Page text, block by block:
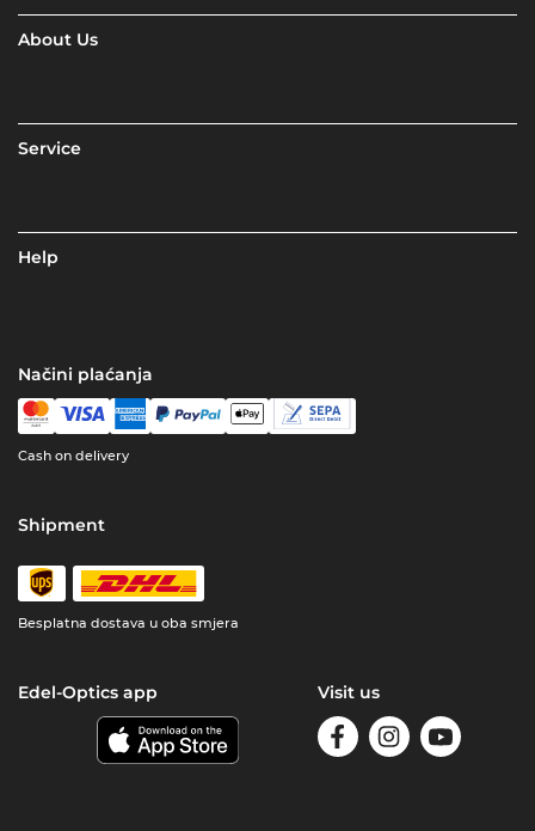
About Us
Service
Help
Načini plaćanja
Cash on delivery
Shipment
Besplatna dostava u oba smjera
Edel-Optics app Visit us